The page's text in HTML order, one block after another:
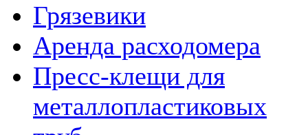
Грязевики
Аренда расходомера
Пресс-клещи для
металлопластиковых